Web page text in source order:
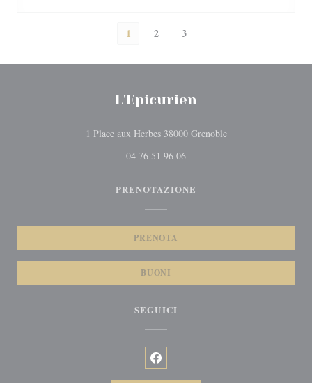
1 2 3
L'Epicurien
1 Place aux Herbes 38000 Grenoble((apre una nuova
04 76 51 96 06
PRENOTAZIONE
PRENOTA
BUONI
SEGUICI
Facebook ((apre una nuova